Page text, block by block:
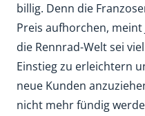
billig. Denn die
Preis aufhorchen,
die Rennrad-Welt sei
Einstieg zu erleichtern
neue Kunden
nicht mehr fündig